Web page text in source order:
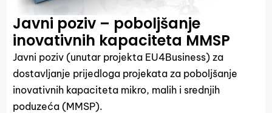
Javni poziv – poboljšanje
inovativnih kapaciteta MMSP
Javni poziv (unutar projekta EU4Business) za
dostavljanje prijedloga projekata za poboljšanje
inovativnih kapaciteta mikro, malih i srednjih
poduzeća (MMSP).